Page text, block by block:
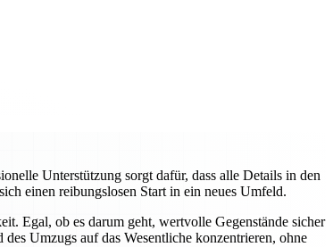
Unterstützung sorgt dafür, dass alle Details in den
einen reibungslosen Start in ein neues Umfeld.
Egal, ob es darum geht, wertvolle Gegenstände sicher
Umzugs auf das Wesentliche konzentrieren, ohne